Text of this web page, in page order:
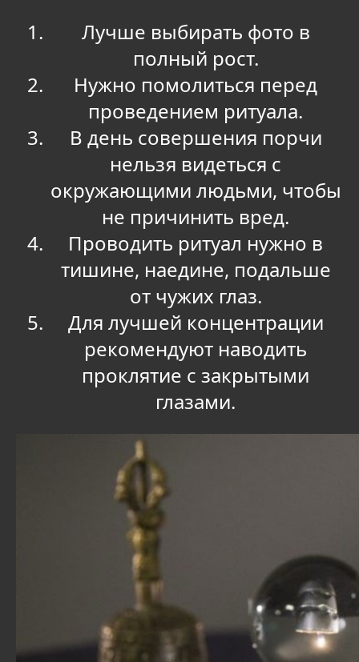
Лучше выбирать фото в
полный рост.
Нужно помолиться перед
проведением ритуала.
В день совершения порчи
нельзя видеться с
окружающими людьми, чтобы
не причинить вред.
Проводить ритуал нужно в
тишине, наедине, подальше
от чужих глаз.
Для лучшей концентрации
рекомендуют наводить
проклятие с закрытыми
глазами.